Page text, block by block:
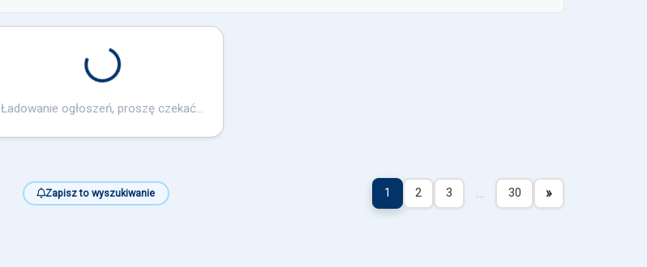
Loading...
Ładowanie ogłoszeń, proszę czekać...
Zapisz to wyszukiwanie 1 2 3 … 30 »